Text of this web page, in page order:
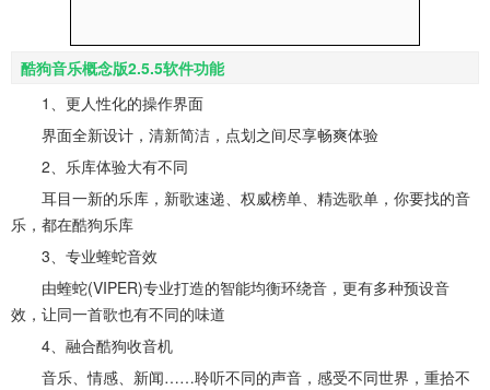
酷狗音乐概念版2.5.5软件功能
1、更人性化的操作界面
界面全新设计，清新简洁，点划之间尽享畅爽体验
2、乐库体验大有不同
耳目一新的乐库，新歌速递、权威榜单、精选歌单，你要找的音
乐，都在酷狗乐库
3、专业蝰蛇音效
由蝰蛇(VIPER)专业打造的智能均衡环绕音，更有多种预设音
效，让同一首歌也有不同的味道
4、融合酷狗收音机
音乐、情感、新闻……聆听不同的声音，感受不同世界，重拾不